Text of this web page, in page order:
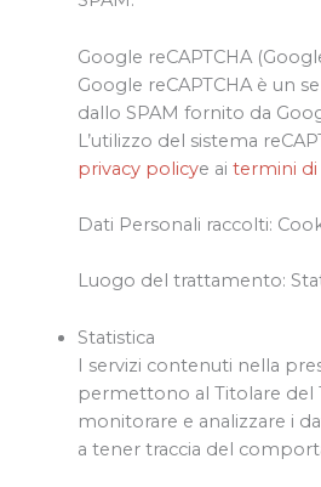
Google reCAPTCHA
Google reCAPTCHA è un
dallo SPAM fornito da
L’utilizzo del sistema
privacy policye ai termini di
Dati Personali raccolti:
Luogo del trattamento:
Statistica
I servizi contenuti nella
permettono al Titolare del
monitorare e analizzare i
a tener traccia del